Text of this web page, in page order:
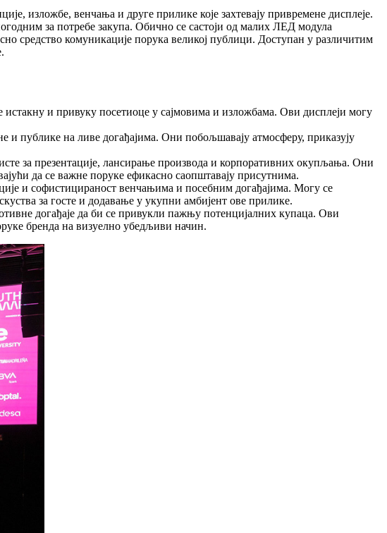
изложбе, венчања и друге прилике које захтевају привремене дисплеје.
за потребе закупа. Обично се састоји од малих ЛЕД модула
средство комуникације порука великој публици. Доступан у различитим
истакну и привуку посетиоце у сајмовима и изложбама. Ови дисплеји могу
и публике на ливе догађајима. Они побољшавају атмосферу, приказују
за презентације, лансирање производа и корпоративних окупљања. Они
да се важне поруке ефикасно саопштавају присутнима.
и софистицираност венчањима и посебним догађајима. Могу се
за госте и додавање у укупни амбијент ове прилике.
догађаје да би се привукли пажњу потенцијалних купаца. Ови
бренда на визуелно убедљиви начин.